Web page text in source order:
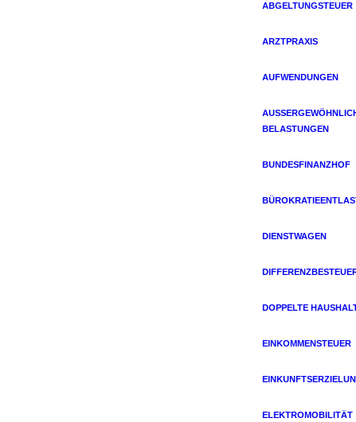
ABGELTUNGSTEUER
ARZTPRAXIS
AUFWENDUNGEN
ELASTUNGEN
BUNDESFINANZHOF
DIENSTWAGEN
DOPPELTE
EINKOMMENSTEUER
ELEKTROMOBILITÄT